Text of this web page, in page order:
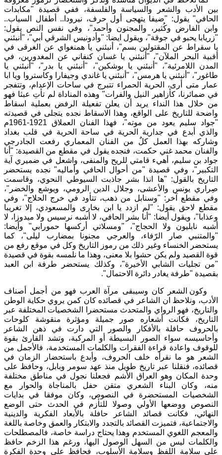
بين الأدب والشعر والسياسة والفلسفة، ففي قصيدة "مكابدات
الحافي" يقول:
"ضيفا يتهجى أول حرف، نيرودا.. أطفال السياب..
وابن الفارض وكُثير، والمجنون وأحمد"، وفي نفس النص يقول:
"زريابا يحبو في جوقة"، ويقول ايضا:
"وأدونيس الشرقي أبي"، " أنبئني
يا سقراط عن المقتولين بسم"، أنبئني يا همنغواي عن الغرقى في
أقبية البحر الملآن"، " أنبئني يا غسان كنفاني عن المغدورين، في
المدن اللامرئية"، " أنبئني يا بوشكين"، "أنبئني يا بدر "، "أنبئني يا
طاغور "، " أنبئني يا هرمس"، "أنبئني يا غاندي وجيفارا وكاستروا ويا ابا
عمار متى أرى، الحرية الحمراء تتبرج في ساحات الإعدام، وتتفجر
في ضمائرنا، كأزاهير النيل والفرات"وهذه المناداة لم تأتِ عبثا فهو
من خلال هذا النداء يريد أن يعلن تفعيلة الرفض بعملية اسقاط
واضحة للتاريخ على الواقع، وهذا الاسقاط نجده يتجلى في قصيدته
"جواد سليم يعود من موته"، فهذا الفنان العملاق 1921-1961
م
والذي أبدع في جدارية الحرية في ساحة الحرية في قلب بغداد
وشاركه بهذا العمل كلٌ من الفنان المعماري رفعت الجادرجي
والفنان محمد غني حكمت، فنجده يقول في مقطع من القصيدة:
" أنا
جواد بن سليم، أهيء قامتي للريح والمنفى، واشعل في ضميري آية
التكبير "، وفي قصيدة "من أحوال الحافي وأماليه" نجده يستحضر
التاريخ بالقول:
"ها انذا بشر جاذبت السيوطي النحوي، وقاسمت
صِراري يونس والأعشى، وجلال الدين الرومي، ويوشع والخضر "،
وفي مقطع آخر :
"وسنابل من ذهب، تتأود في خرج الحلاج"، وفي
مقطع لاحق يقول:
"لم ازدد يا ابن بخارى والمسعودي، إلا تغريبا
وعذابا"، ويقول أيضا:
"أنا بشر الحافي، لا أشبه نرسيس ولا ميدوزا، لا
أشبه نابليون ولا الحجاج"، "ومسلاتي أركسها حمورابي" وأيضا:
"والمتنبي صار الرّفاء، والعرجي مجنونا بمضارب ليلى"، كما
يستحضر الخنساء وغير ذلك من رموز التاريخ وكل في موقع رفع من
قوة القصيد ولم يكن حشوا بلا معنى، وهذا ما نلمسه بقوة في قصيدة
"من تجليات الشابي الأخيرة"، وكذلك يستحضر طرفة ابن العبد
بقصيدة "طرفة يغادر دائرة الاحتمال"
.
وكون الشعر كان وسيبقى مرآة العرب فهو من أجمل أصناف
الأدب، ونلاحظ ان الشاعر في قصائده كان كمن يروي حكاية الوطن
والتاريخ، فهو الرواي والمتحدث مستحضرا الشخصيات المختلفة عبر
التاريخ، فكانت أشعاره صور جميلة ومؤثرة منقوشة كلوحات
بالحروف حافلة بالأفكار والصور التي دارت في ذهن الشاعر
وأحاسيسه سواء الصور البسيطة أو المركبة، وتشد القارئ بقوة
للوقوف واعادة قراءة الفقرات والكلمات المستخدمة، فالأجمل من
الشعر هو ما نقرأه خلف الحروف، وأبدع باستحضار الزمان في
قصائده، فنقلنا عبر تاريخ طويل منذ عهد سومر وبابل، وحافظ على
وحدة المكان وهو العراق الأشم فجعلنا نجول في مناطق مختلفة
منه، وكان البناء الشعري متقن حفل بالمناجاة والحوار مع
الشخصيات المستحضرة في النصوص، وكان موفقا في بدايات
النصوص ووضعها الأولي وصولا للتأزم في الحدث حتى الوضع
النهائي، فكانت قصائد الشاعر حافلة بالأبعاد الفكرية والدينية
والاجتماعية، فتميزت القصائد بالتجدد والابتكار والعمق وخاصة باللغة
والمعجم اللغوي المستخدم وهذا يحتاج دراسة خاصة، فالمصطلحات
والكلمات ليس من السهل الوصول اليها، ورغم هذا الزخم حافظ
على سلامة اللفظ وسلامة الأسلوب، فحافظ على وحدة الفكرة